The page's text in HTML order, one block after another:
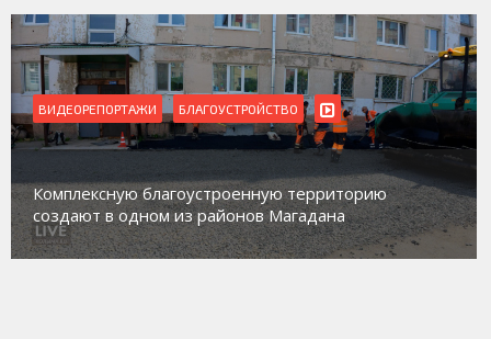
ВИДЕОРЕПОРТАЖИ
Магадан присоединился к пилотному
работе с несовершеннолетними из групп
социального риска «Переправа»